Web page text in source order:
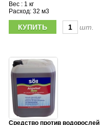
Вес : 1 кг
Расход: 32 м3
шт.
Средство против водорослей